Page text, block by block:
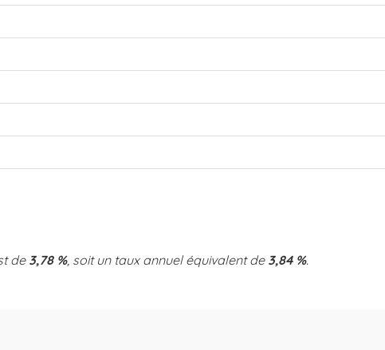
de 3,78 %, soit un taux annuel équivalent de 3,84 %.